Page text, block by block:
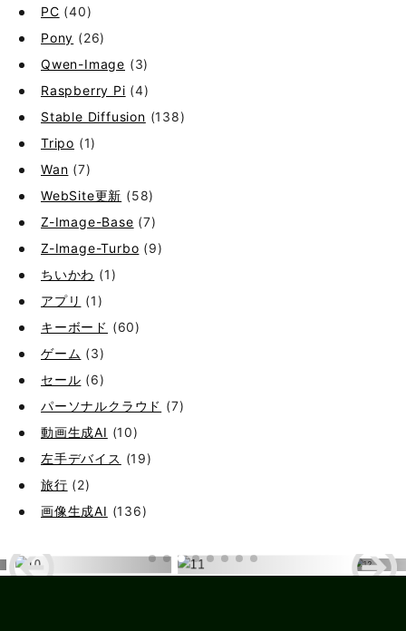
PC (40)
Pony (26)
Qwen-Image (3)
Raspberry Pi (4)
Stable Diffusion (138)
Tripo (1)
Wan (7)
WebSite更新 (58)
Z-Image-Base (7)
Z-Image-Turbo (9)
ちいかわ (1)
アプリ (1)
キーボード (60)
ゲーム (3)
セール (6)
パーソナルクラウド (7)
動画生成AI (10)
左手デバイス (19)
旅行 (2)
画像生成AI (136)